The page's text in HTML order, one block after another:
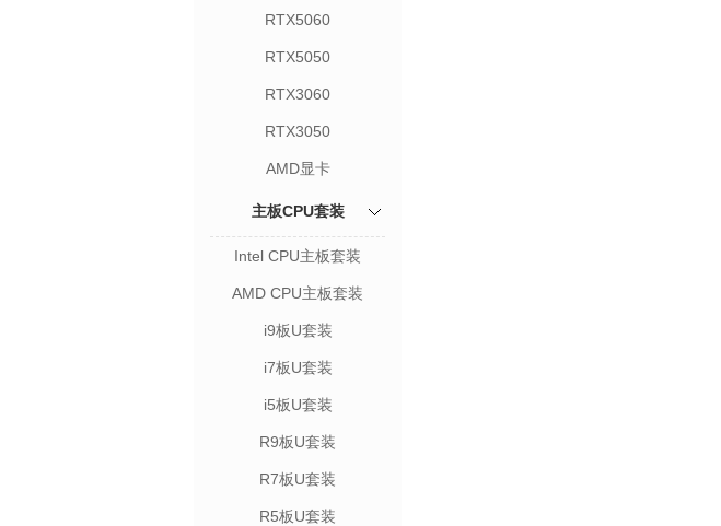
RTX5060
RTX5050
RTX3060
RTX3050
AMD显卡
主板CPU套装
Intel CPU主板套装
AMD CPU主板套装
i9板U套装
i7板U套装
i5板U套装
R9板U套装
R7板U套装
R5板U套装